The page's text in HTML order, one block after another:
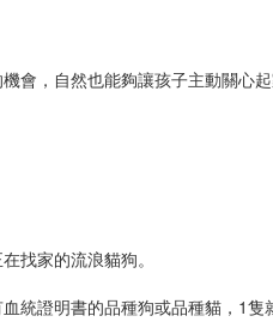
會，自然也能夠讓孩子主動關心
找家的流浪貓狗。
統證明書的品種狗或品種貓，1隻